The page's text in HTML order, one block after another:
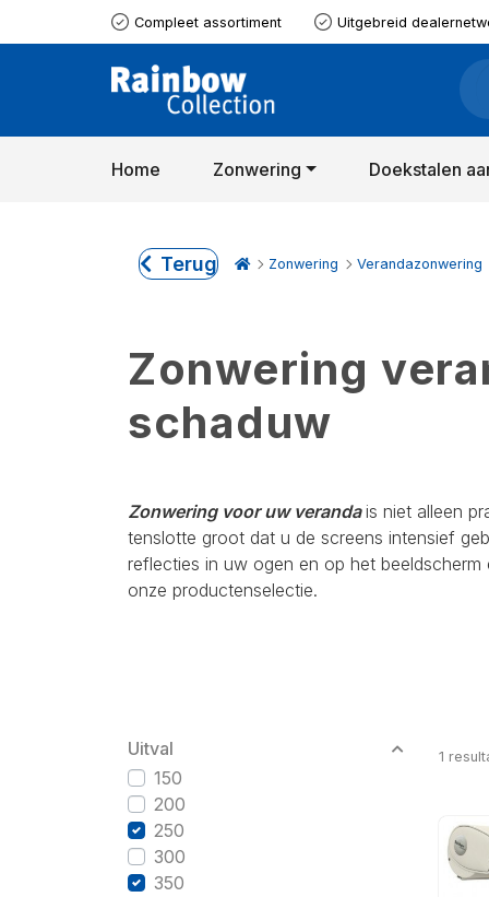
Compleet assortiment Uitgebreid
Home Zonwering Doekstalen
Terug Zonwering Verandazonwering
Zonwering
schaduw
Zonwering voor uw verandais niet alleen
tenslotte groot dat u de screens intensief
reflecties in uw ogen en op het
onze productenselectie.
Uitval
150
200
250
300
350
1